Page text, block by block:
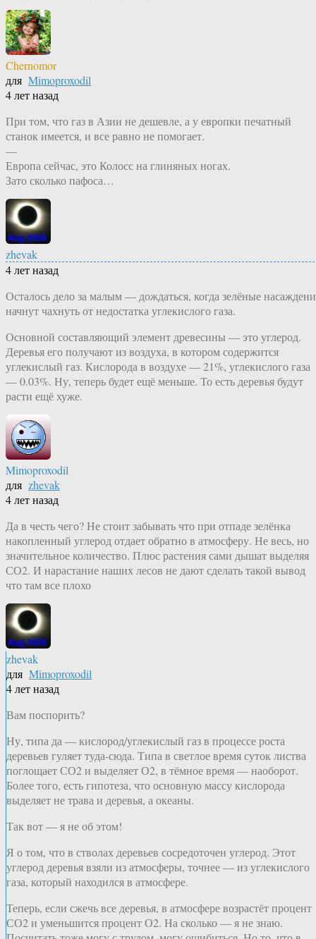
Chernomor
для Mimoproxodil
4 лет назад
При том, что газ в Азии не дешевле, а у европки печатный
станок имеется, и все равно не помогает.
—
Европа сейчас, это Колосс на глиняных ногах.
Зато сколько пафоса…
zhevak
4 лет назад
Осталось дело за малым — дождаться, когда зелёные
начнут чахнуть от недостатка углекислого газа.
Основной составляющий элемент древесины — это углерод.
Деревья его получают из воздуха, в котором содержится
углекислый газ. Кислорода в воздухе — 21%, углекислого газа
— 0.03%. Ну, теперь будет ещё меньше. То есть деревья будут
расти ещё хуже.
Mimoproxodil
для zhevak
4 лет назад
Да в честь чего? Не стоит забывать что при отпаде зелёнка
накопленный углерод отдает обратно в атмосферу. Не весь, но
значительное количество. Плюс растения сами дышат выделяя
СО2. И нарастание наших лесов не дают сделать такой вывод
что там все плохо
zhevak
для Mimoproxodil
4 лет назад
Вам поспорить?
Ну, типа да — кислород/углекислый газ в процессе роста
деревьев гуляет туда-сюда. Типа в светлое время суток листва
поглощает СО2 и выделяет О2, в тёмное время — наоборот.
Более того, есть гипотеза, что основную массу кислорода
выделяет не трава и деревья, а океаны.
Так вот — я не об этом!
Я о том, что в стволах деревьев сосредоточен углерод. Этот
углерод деревья взяли из атмосферы, точнее — из углекислого
газа, который находился в атмосфере.
Теперь, если сжечь все деревья, в атмосфере возрастёт процент
СО2 и уменьшится процент О2. На сколько — я не знаю.